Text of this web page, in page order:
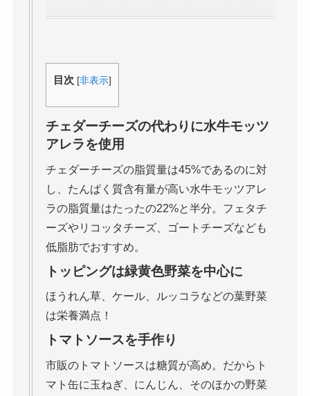
目次 [非表示]
チェダーチーズの代わりに水牛モッツ
アレラを使用
チェダーチーズの脂質量は45%であるのに対
し、たんぱく質含有量が高い水牛モッツアレ
ラの脂質量はたったの22%と半分。フェタチ
ーズやリコッタチーズ、ゴートチーズなども
低脂肪でおすすめ。
トッピングは緑黄色野菜を中心に
ほうれん草、ケール、ルッコラなどの葉野菜
は栄養満点！
トマトソースを手作り
市販のトマトソースは糖質が高め。だからト
マト缶に玉ねぎ、にんじん、そのほかの野菜